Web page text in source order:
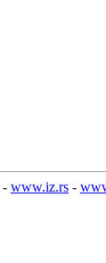
- www.iz.rs -